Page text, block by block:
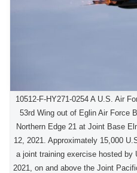
10512-F-HY271-0254 A U.S. Air
53rd Wing out of Eglin Air Force
Northern Edge 21 at Joint Base
12, 2021. Approximately 15,000
a joint training exercise hosted by
2021, on and above the Joint